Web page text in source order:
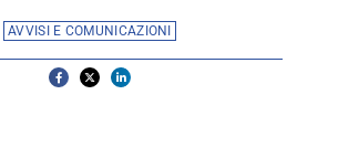
AVVISI E COMUNICAZIONI